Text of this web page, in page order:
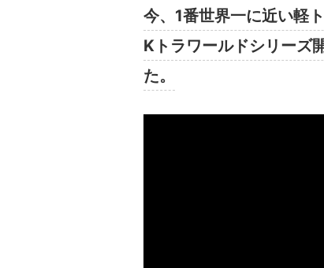
今、1番世界一に近い軽
Kトラワールドシリーズ
た。